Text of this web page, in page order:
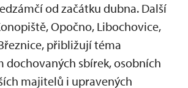
od začátku dubna. Další
Opočno, Libochovice,
přibližují téma
sbírek, osobních
majitelů i upravených